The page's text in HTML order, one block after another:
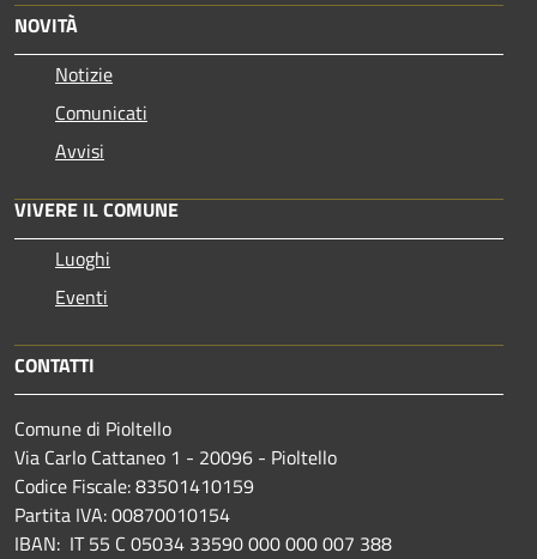
NOVITÀ
Notizie
Comunicati
Avvisi
VIVERE IL COMUNE
Luoghi
Eventi
CONTATTI
Comune di Pioltello
Via Carlo Cattaneo 1 - 20096 - Pioltello
Codice Fiscale: 83501410159
Partita IVA: 00870010154
IBAN: IT 55 C 05034 33590 000 000 007 388